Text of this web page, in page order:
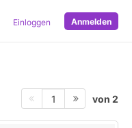
Einloggen Anmelden
1 von 2